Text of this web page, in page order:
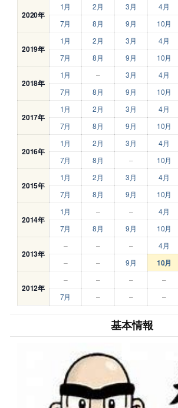
2020年
1月 2月 3月 4月
7月
8月 9月 10月
2019年
1月 2月 3月 4月
7月
8月 9月 10月
2018年
1月 – 3月 4月
7月
8月 9月 10月
2017年
1月 2月 3月 4月
7月
8月 9月 10月
2016年
1月 2月 3月 4月
7月
8月 – 10月
2015年
1月 2月 3月 4月
7月
8月 9月 10月
2014年
1月 – – 4月
7月
8月 9月 10月
2013年
– – – 4月
–
– 9月 10月
2012年
– – – –
7月
– – –
基本情報